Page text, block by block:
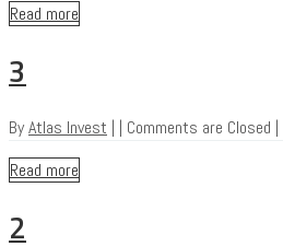
Read more
3
ByAtlas Invest | | Comments are Closed |
Read more
2